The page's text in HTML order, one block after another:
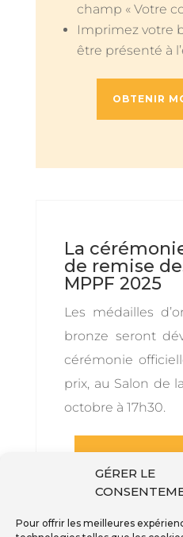
GÉRER LE
Pour offrir les meilleures
champ « Votre
Imprimez votre
être présenté à
OBTENIR
La
de remise
MPPF 2025
Les médailles
bronze seront
cérémonie
prix, au Salon de
octobre à 17h30.
VOIR LES